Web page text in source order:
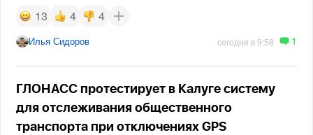
13 4 4
Илья Сидоров сегодня в 9:58 1
ГЛОНАСС протестирует в Калуге систему
для отслеживания общественного
транспорта при отключениях GPS